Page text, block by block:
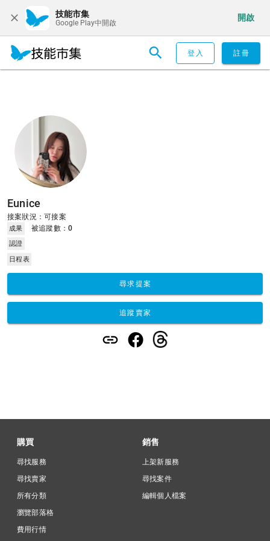
技能市集
Google Play中開啟
開啟
登入 註冊
Eunice
接案狀況：可接案
成果 被追蹤數：0
認證
日程表
尋求提案
追蹤賣家
購買
尋找服務
尋找賣家
所有分類
瀏覽部落格
費用行情
銷售
上架新服務
尋找案件
編輯個人檔案